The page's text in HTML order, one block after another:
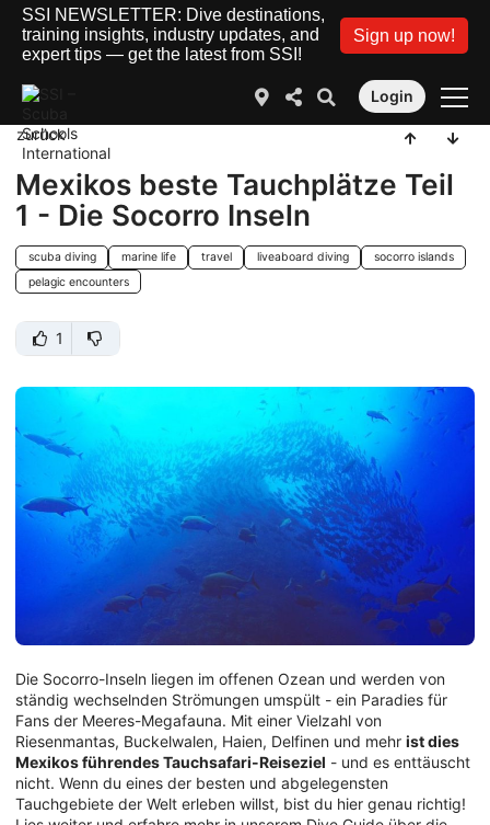
SSI NEWSLETTER: Dive destinations,
training insights, industry updates, and
expert tips — get the latest from SSI!
Sign up now!
Login
zurück
Mexikos beste Tauchplätze Teil
1 - Die Socorro Inseln
scuba diving marine life travel liveaboard diving
socorro islands
pelagic encounters
1
Die Socorro-Inseln liegen im offenen Ozean und werden von
ständig wechselnden Strömungen umspült - ein Paradies für
Fans der Meeres-Megafauna. Mit einer Vielzahl von
Riesenmantas, Buckelwalen, Haien, Delfinen und mehr ist dies
Mexikos führendes Tauchsafari-Reiseziel - und es enttäuscht
nicht. Wenn du eines der besten und abgelegensten
Tauchgebiete der Welt erleben willst, bist du hier genau richtig!